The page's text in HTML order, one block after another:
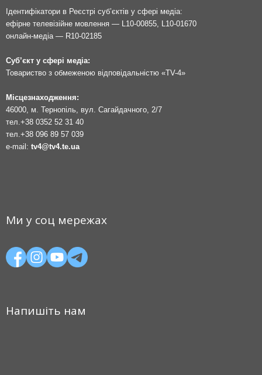
Ідентифікатори в Реєстрі суб’єктів у сфері медіа:
ефірне телевізійне мовлення — L10-00855, L10-01670
онлайн-медіа — R10-02185
Суб’єкт у сфері медіа:
Товариство з обмеженою відповідальністю «TV-4»
Місцезнаходження:
46000, м. Тернопіль, вул. Сагайдачного, 2/7
тел. +38 0352 52 31 40
тел. +38 096 89 57 039
e-mail: tv4@tv4.te.ua
Ми у соц мережах
Напишіть нам